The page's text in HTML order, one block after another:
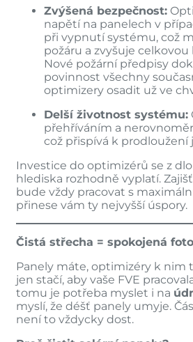
Zvýšená bezpečnost:
napětí na panelech v
při vypnutí systému, což
požáru a zvyšuje celkovou
Nové požární předpisy
povinnost všechny
optimizery osadit už ve
Delší životnost systému:
přehříváním a
což přispívá k prodloužení
Investice do optimizérů se z
hlediska rozhodně vyplatí.
bude vždy pracovat s
přinese vám ty nejvyšší úspory.
Čistá střecha = spokojená
Panely máte, optimizéry k nim
jen stačí, aby vaše FVE
tomu je potřeba myslet i na
myslí, že déšť panely umyje.
není to vždycky dost.